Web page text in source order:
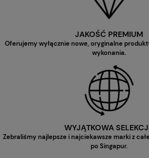
JAKOŚĆ PREMIUM
Oferujemy wyłącznie nowe, oryginalne
wykonania.
WYJĄTKOWA
Zebraliśmy najlepsze i najciekawsze marki z
po Singapur.